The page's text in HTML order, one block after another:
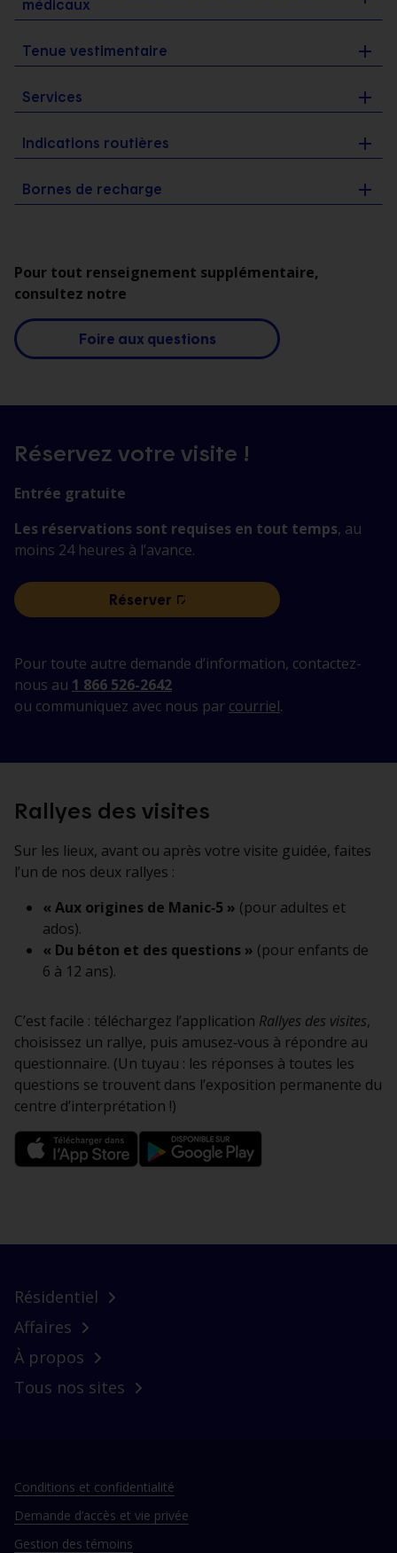
médicaux
Tenue vestimentaire
Services
Indications routières
Bornes de recharge
Pour tout renseignement supplémentaire,
consultez notre
Foire aux questions
Réservez votre visite !
Entrée gratuite
Les réservations sont requises en tout temps, au
moins 24 heures à l’avance.
Réserver
l’aménagement
Daniel
Johnson
Pour toute autre demande d’information, contactez-
nous au 1 866 526-2642
ou communiquez avec nous par courriel.
Rallyes des visites
Sur les lieux, avant ou après votre visite guidée, faites
l’un de nos deux rallyes :
« Aux origines de Manic‑5 » (pour adultes et
ados).
« Du béton et des questions » (pour enfants de
6 à 12 ans).
C’est facile : téléchargez l’application Rallyes des visites,
choisissez un rallye, puis amusez‑vous à répondre au
questionnaire. (Un tuyau : les réponses à toutes les
questions se trouvent dans l’exposition permanente du
centre d’interprétation !)
Téléchargez
sur
Apple
Téléchargez
sur
Google
Résidentiel
Affaires
À propos
Tous nos sites
Conditions et confidentialité
Demande d’accès et vie privée
Gestion des témoins